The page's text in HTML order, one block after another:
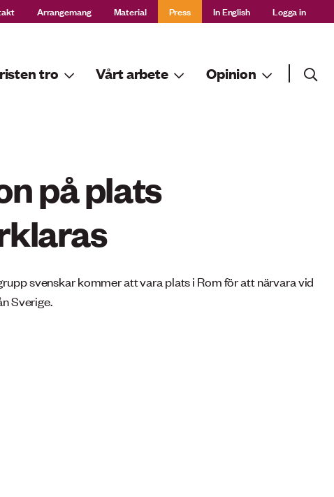
Arrangemang Material Press In English Logga in
tro Vårt arbete Opinion Sök
på plats
svenskar kommer att vara plats i Rom för att närvara vid
Sverige.